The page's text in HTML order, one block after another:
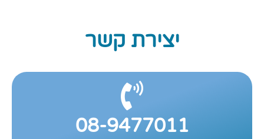
יצירת קשר
08-9477011